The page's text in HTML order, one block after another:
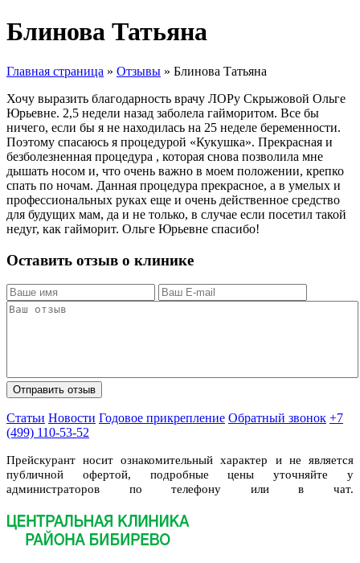
Блинова Татьяна
Главная страница » Отзывы » Блинова Татьяна
Хочу выразить благодарность врачу ЛОРу Скрыжовой Ольге
Юрьевне. 2,5 недели назад заболела гайморитом. Все бы
ничего, если бы я не находилась на 25 неделе беременности.
Поэтому спасаюсь я процедурой «Кукушка». Прекрасная и
безболезненная процедура , которая снова позволила мне
дышать носом и, что очень важно в моем положении, крепко
спать по ночам. Данная процедура прекрасное, а в умелых и
профессиональных руках еще и очень действенное средство
для будущих мам, да и не только, в случае если посетил такой
недуг, как гайморит. Ольге Юрьевне спасибо!
Оставить отзыв о клинике
Статьи Новости Годовое прикрепление Обратный звонок +7
(499) 110-53-52
Прейскурант носит ознакомительный характер и не является
публичной офертой, подробные цены уточняйте у
администраторов по телефону или в чат.